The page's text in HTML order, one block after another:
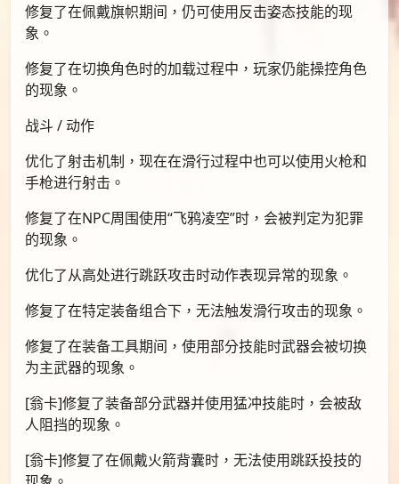
修复了在佩戴旗帜期间，仍可使用反击姿态技能的现
象。
修复了在切换角色时的加载过程中，玩家仍能操控角色
的现象。
战斗 / 动作
优化了射击机制，现在在滑行过程中也可以使用火枪和
手枪进行射击。
修复了在NPC周围使用“飞鸦凌空”时，会被判定为犯罪
的现象。
优化了从高处进行跳跃攻击时动作表现异常的现象。
修复了在特定装备组合下，无法触发滑行攻击的现象。
修复了在装备工具期间，使用部分技能时武器会被切换
为主武器的现象。
[翁卡]修复了装备部分武器并使用猛冲技能时，会被敌
人阻挡的现象。
[翁卡]修复了在佩戴火箭背囊时，无法使用跳跃投技的